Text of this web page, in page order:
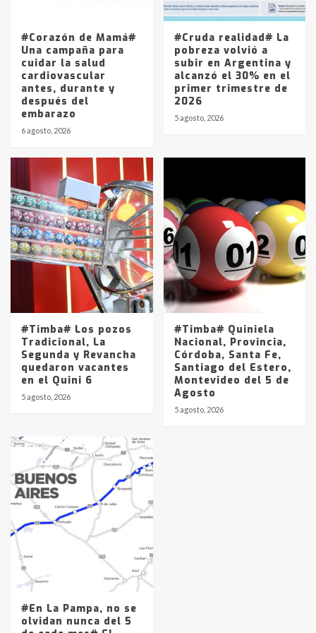
La Pampa, desde YPF hasta Axion
entre 857 a 1338 pesos
#Corazón de Mamá#
Una campaña para
cuidar la salud
cardiovascular
antes, durante y
después del
embarazo
6 agosto, 2026
#Cruda realidad# La
pobreza volvió a
subir en Argentina y
alcanzó el 30% en el
primer trimestre de
2026
5 agosto, 2026
#Timba# Los pozos
Tradicional, La
Segunda y Revancha
quedaron vacantes
en el Quini 6
5 agosto, 2026
#Timba# Quiniela
Nacional, Provincia,
Córdoba, Santa Fe,
Santiago del Estero,
Montevideo del 5 de
Agosto
5 agosto, 2026
#En La Pampa, no se
olvidan nunca del 5